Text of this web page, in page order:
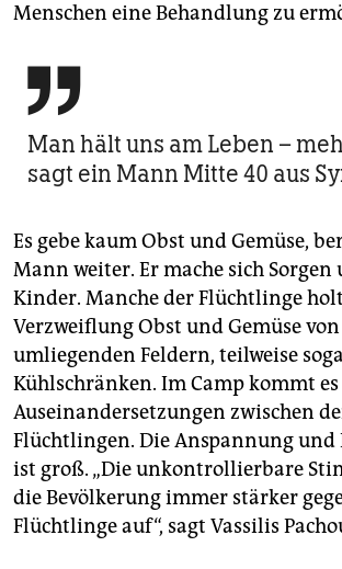
Menschen eine Behandlung zu

Man hält uns am Leben –
sagt ein Mann Mitte 40 aus
Es gebe kaum Obst und Gemüse,
Mann weiter. Er mache sich Sorgen
Kinder. Manche der Flüchtlinge
Verzweiflung Obst und Gemüse
umliegenden Feldern, teilweise
Kühlschränken. Im Camp kommt
Auseinandersetzungen zwischen
Flüchtlingen. Die Anspannung und
ist groß. „Die unkontrollierbare
die Bevölkerung immer stärker
Flüchtlinge auf“, sagt Vassilis